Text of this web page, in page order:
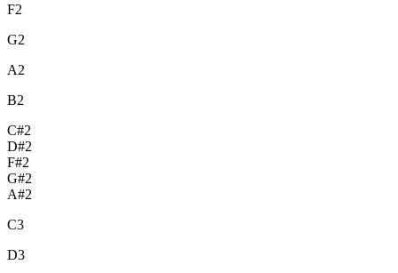
F2
G2
A2
B2
C#2
D#2
F#2
G#2
A#2
C3
D3